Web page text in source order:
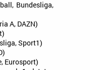
Bundesliga,
A, DAZN)
Sport1)
Eurosport)